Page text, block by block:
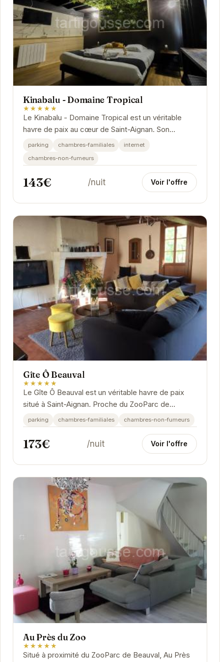
Kinabalu - Domaine Tropical
★★★★★
Le Kinabalu - Domaine Tropical est un véritable
havre de paix au cœur de Saint-Aignan. Son
atmosphère chaleureuse et ses installations de
parking chambres-familiales
internet
chambres-non-fumeurs
143€ /nuit Voir l'offre
Gîte Ô Beauval
★★★★★
Le Gîte Ô Beauval est un véritable havre de paix
situé à Saint-Aignan. Proche du ZooParc de
Beauval, il offre un cadre idéal pour des vacances...
parking chambres-familiales chambres-non-fumeurs
173€ /nuit Voir l'offre
Au Près du Zoo
★★★★★
Situé à proximité du ZooParc de Beauval, Au Près